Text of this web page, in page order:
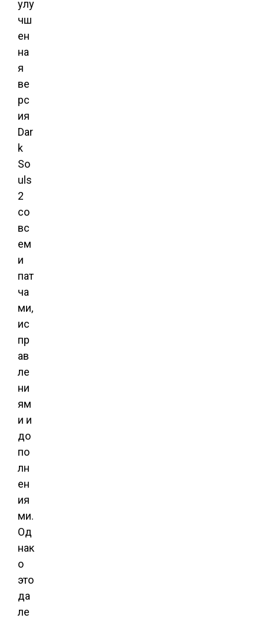
улу
чш
ен
на
я
ве
рс
ия
Dar
k
So
uls
2
со
вс
ем
и
пат
ча
ми,
ис
пр
ав
ле
ни
ям
и и
до
по
лн
ен
ия
ми.
Од
нак
о
это
да
ле